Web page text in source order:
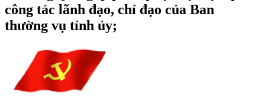
công tác lãnh đạo, chỉ đạo của Ban
thường vụ tỉnh ủy;